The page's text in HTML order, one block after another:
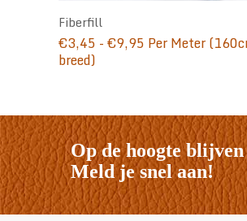
Fiberfill
€3,45 -€9,95 Prijsklasse:
Per Meter
breed)
Op de hoogte
Meld je snel aan!